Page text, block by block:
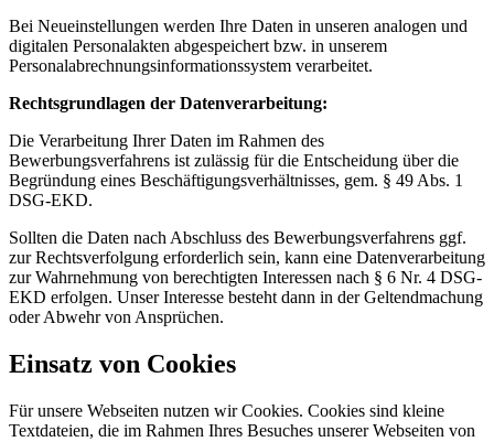
Bei Neueinstellungen werden Ihre Daten in unseren analogen und
digitalen Personalakten abgespeichert bzw. in unserem
Personalabrechnungsinformationssystem verarbeitet.
Rechtsgrundlagen der Datenverarbeitung:
Die Verarbeitung Ihrer Daten im Rahmen des
Bewerbungsverfahrens ist zulässig für die Entscheidung über die
Begründung eines Beschäftigungsverhältnisses, gem. § 49 Abs. 1
DSG-EKD.
Sollten die Daten nach Abschluss des Bewerbungsverfahrens ggf.
zur Rechtsverfolgung erforderlich sein, kann eine Datenverarbeitung
zur Wahrnehmung von berechtigten Interessen nach § 6 Nr. 4 DSG-
EKD erfolgen. Unser Interesse besteht dann in der Geltendmachung
oder Abwehr von Ansprüchen.
Einsatz von Cookies
Für unsere Webseiten nutzen wir Cookies. Cookies sind kleine
Textdateien, die im Rahmen Ihres Besuches unserer Webseiten von